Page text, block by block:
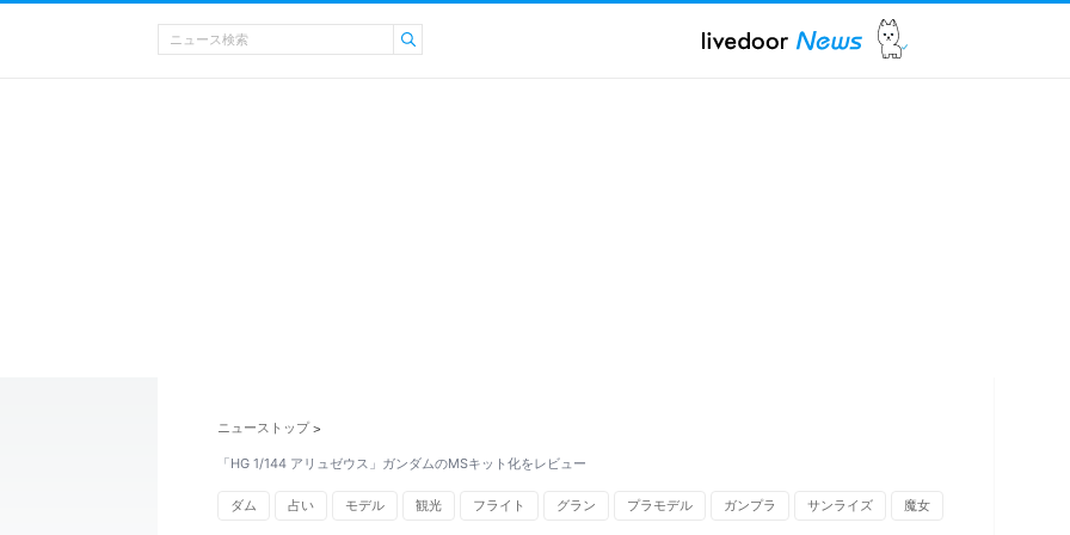
ニューストップ >
「HG 1/144 アリュゼウス」ガンダムのMSキット化をレビュー
ダム 占い モデル 観光 フライト グラン プラモデル ガンプラ サンライズ 魔女